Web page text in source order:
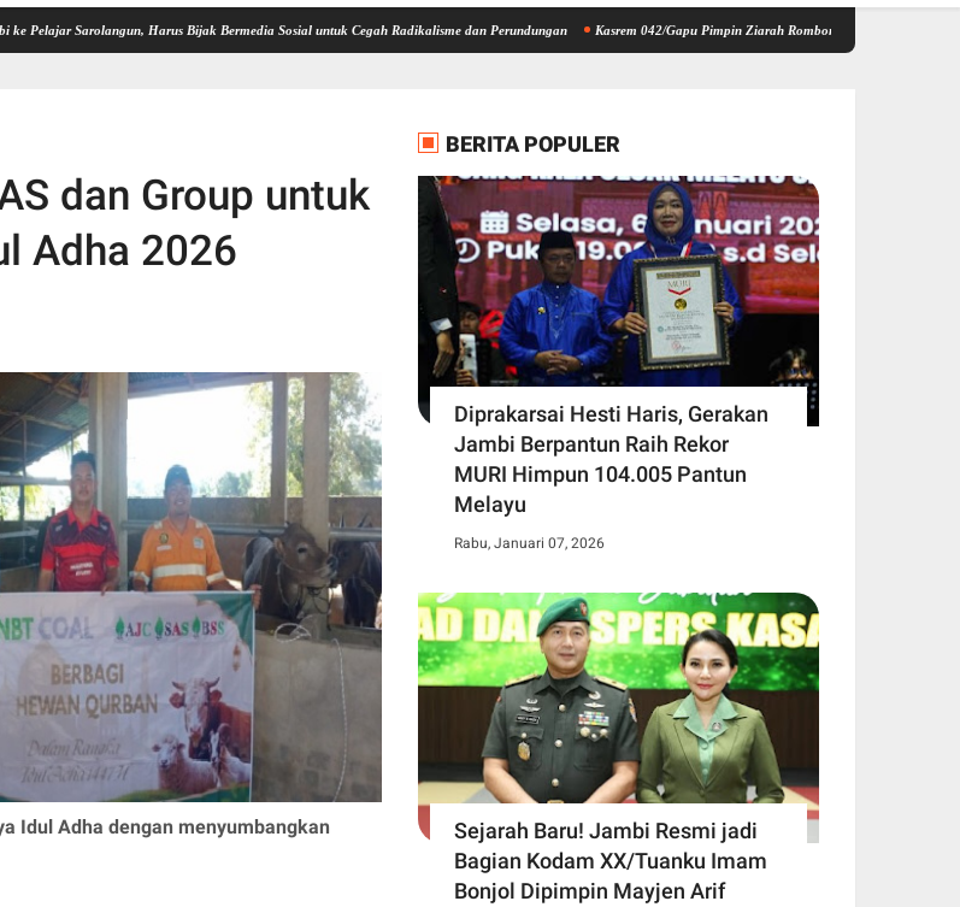
Harus Bijak Bermedia Sosial untuk Cegah Radikalisme dan Perundungan Kasrem 042/Gapu Pimpin Ziarah Rombongan HUT Kodam XX/Tuanku
dan Group untuk
Adha 2026
Idul Adha dengan menyumbangkan
BERITA POPULER
Diprakarsai Hesti Haris, Gerakan
Jambi Berpantun Raih Rekor
MURI Himpun 104.005 Pantun
Melayu
Rabu, Januari 07, 2026
Sejarah Baru! Jambi Resmi jadi
Bagian Kodam XX/Tuanku Imam
Bonjol Dipimpin Mayjen Arif